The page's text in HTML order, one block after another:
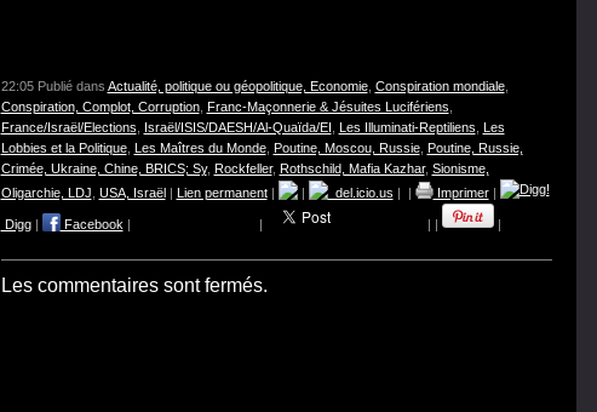
22:05 Publié dans Actualité, politique ou géopolitique, Economie, Conspiration mondiale,
Conspiration, Complot, Corruption, Franc-Maçonnerie & Jésuites Lucifériens
France/Israël/Elections
Israël/ISIS/DAESH/Al-Quaïda/EI Les Illuminati-Reptiliens Les
Lobbies et la Politique, Les Maîtres du Monde, Poutine, Moscou, Russie, Poutine, Russie,
Crimée, Ukraine, Chine, BRICS; Sy, Rockfeller, Rothschild, Mafia Kazhar, Sionisme,
Oligarchie, LDJ USA, Israël| Lien permanent| | del.icio.us | | Imprimer|
Digg| Facebook | | | | |
Les commentaires sont fermés.